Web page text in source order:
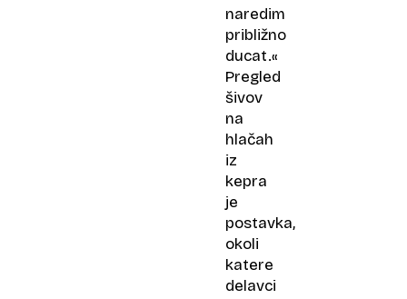
naredim
približno
ducat.«
Pregled
šivov
na
hlačah
iz
kepra
je
postavka,
okoli
katere
delavci